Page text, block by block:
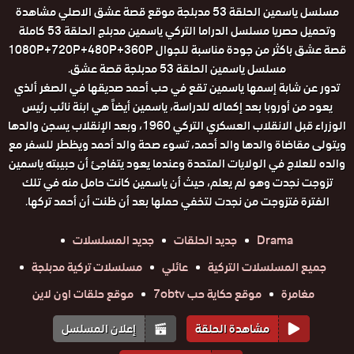
مسلسل ياسمين الحلقة 53 مدبلجة موقع قصة عشق الاصلي مشاهدة
وتحميل حصريا مسلسل الدراما التركي ياسمين مدبلج الحلقة 53 كاملة
قصة عشق باكثر من جودة مناسبة للجوال 1080P+720P+480P+360P
مسلسل ياسمين الحلقة 53 مدبلجة قصة عشق.
تدور عن شابة إسمها ياسمين تقع في حب أحمد صديقها في الصغر ألذي
يعود من أوروبا بعد إكماله للدراسة، ياسمين أيضاً هي ابنة نائب رئيس
الوزراء قبل الانقلاب العسكري التركي 1960، وبعد الإنقلاب يسجن والدها
ويتولى مقاضاة والدها والد أحمد، تسوء صحة والد أحمد ويظطر للسفر مع
والده للعلاج في الولايات المتحدة وعندما يعود يتفاجئ أن حبيبته ياسمين
تزوجت نجدت وهو لم يعلم، حيث أن ياسمين كانت حامل منه في تلك
الفترة فتزوجت من نجدت لتخفي حملها بعد أن ظنت أن أحمد تركها.
Drama
جديد الحلقات
جديد المسلسلات
جميع المسلسلات التركية
عائلي
مسلسلات تركية مدبلجة
مغامرة
موقع حكاية حب 7obtv
موقع حلقات اون لاين
مشاهدة الحلقة
إعلان المسلسل